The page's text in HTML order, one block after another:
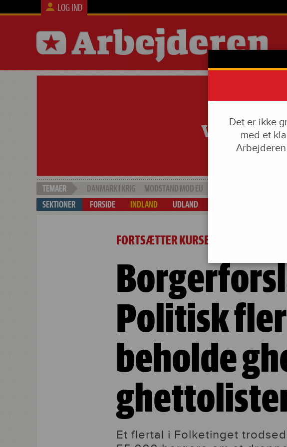
LOG IND
DANMARK I KRIG MODSTAND MOD EU
FORSIDE
INDLAND UDLAND
FORTSÆTTER KURSEN
Politisk
beholde
Et flertal i Folketinget
Det er ikke
med et